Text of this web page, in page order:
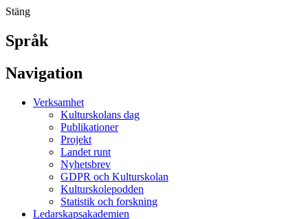
Stäng
Språk
Navigation
Verksamhet
Kulturskolans dag
Publikationer
Projekt
Landet runt
Nyhetsbrev
GDPR och Kulturskolan
Kulturskolepodden
Statistik och forskning
Ledarskapsakademien